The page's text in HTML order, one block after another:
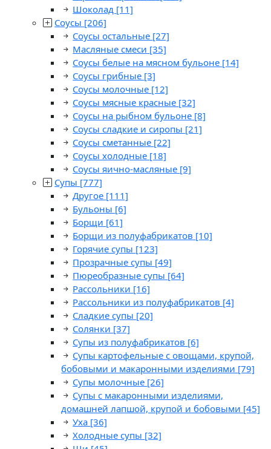
Шоколад [11]
Соусы [206]
Соусы остальные [27]
Масляные смеси [35]
Соусы белые на мясном бульоне [14]
Соусы грибные [3]
Соусы молочные [12]
Соусы мясные красные [32]
Соусы на рыбном бульоне [8]
Соусы сладкие и сиропы [21]
Соусы сметанные [22]
Соусы холодные [18]
Соусы яично-масляные [9]
Супы [777]
Другое [111]
Бульоны [6]
Борщи [61]
Борщи из полуфабрикатов [10]
Горячие супы [123]
Прозрачные супы [49]
Пюреобразные супы [64]
Рассольники [16]
Рассольники из полуфабрикатов [4]
Сладкие супы [20]
Солянки [37]
Супы из полуфабрикатов [6]
Супы картофельные с овощами, крупой,
бобовыми и макаронными изделиями [79]
Супы молочные [26]
Супы с макаронными изделиями,
домашней лапшой, крупой и бобовыми [45]
Уха [36]
Холодные супы [32]